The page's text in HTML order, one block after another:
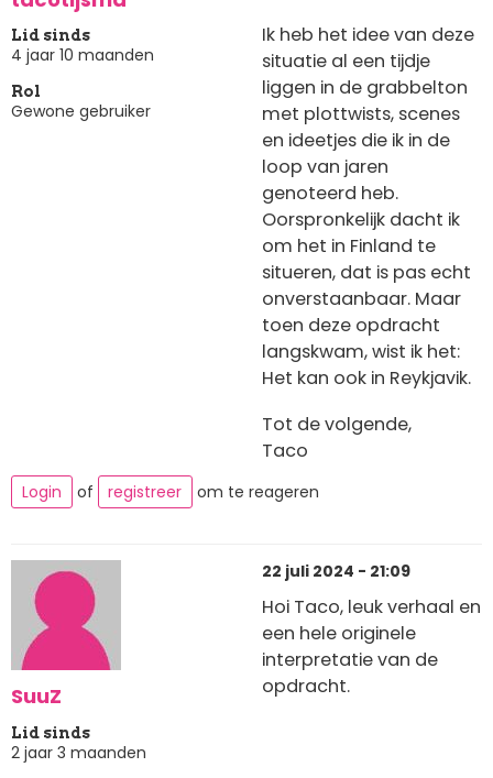
Lid sinds
4 jaar 10 maanden
Rol
Gewone gebruiker
Ik heb het idee van deze
situatie al een tijdje
liggen in de grabbelton
met plottwists, scenes
en ideetjes die ik in de
loop van jaren
genoteerd heb.
Oorspronkelijk dacht ik
om het in Finland te
situeren, dat is pas echt
onverstaanbaar. Maar
toen deze opdracht
langskwam, wist ik het:
Het kan ook in Reykjavik.
Tot de volgende,
Taco
Login of registreer om te reageren
SuuZ
Lid sinds
2 jaar 3 maanden
22 juli 2024 - 21:09
Hoi Taco, leuk verhaal en
een hele originele
interpretatie van de
opdracht.